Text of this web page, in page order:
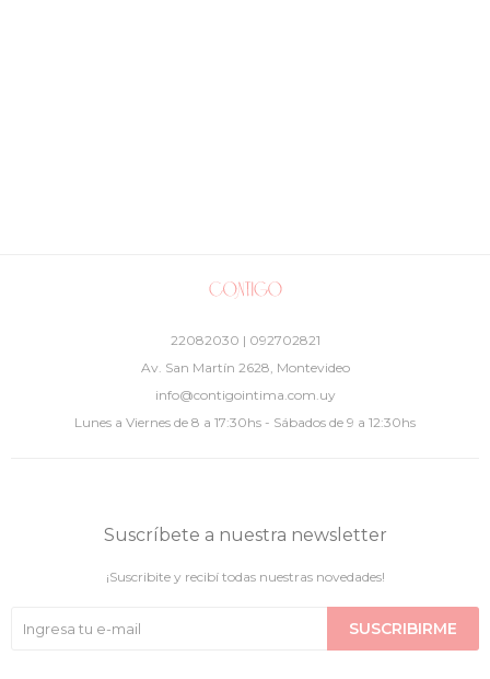
22082030 | 092702821
Av. San Martín 2628, Montevideo
info@contigointima.com.uy
Lunes a Viernes de 8 a 17:30hs - Sábados de 9 a 12:30hs
Suscríbete a nuestra newsletter
¡Suscribite y recibí todas nuestras novedades!
SUSCRIBIRME